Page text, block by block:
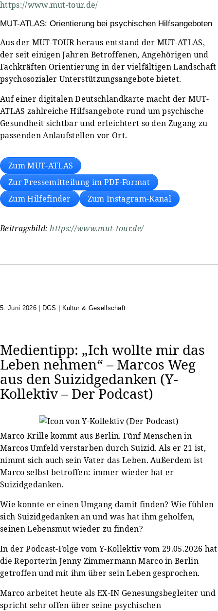
https://www.mut-tour.de/
MUT-ATLAS: Orientierung bei psychischen Hilfsangeboten
Aus der MUT-TOUR heraus entstand der MUT-ATLAS,
der seit einigen Jahren Betroffenen, Angehörigen und
Fachkräften Orientierung in der vielfältigen Landschaft
psychosozialer Unterstützungsangebote bietet.
Auf einer digitalen Deutschlandkarte macht der MUT-
ATLAS zahlreiche Hilfsangebote rund um psychische
Gesundheit sichtbar und erleichtert so den Zugang zu
passenden Anlaufstellen vor Ort.
Zum MUT-ATLAS
Zur Pressemitteilung im PDF-Format
Zum Hilfefinder
Zum Instagram-Kanal
Beitragsbild:https://www.mut-tour.de/
5. Juni 2026| DGS | Kultur & Gesellschaft
Medientipp: „Ich wollte mir das
Leben nehmen“ – Marcos Weg
aus den Suizidgedanken (Y-
Kollektiv – Der Podcast)
Marco Krille kommt aus Berlin. Fünf Menschen in
Marcos Umfeld verstarben durch Suizid. Als er 21 ist,
nimmt sich auch sein Vater das Leben. Außerdem ist
Marco selbst betroffen: immer wieder hat er
Suizidgedanken.
Wie konnte er einen Umgang damit finden? Wie fühlen
sich Suizidgedanken an und was hat ihm geholfen,
seinen Lebensmut wieder zu finden?
In der Podcast-Folge vom Y-Kollektiv vom 29.05.2026 hat
die Reporterin Jenny Zimmermann Marco in Berlin
getroffen und mit ihm über sein Leben gesprochen.
Marco arbeitet heute als EX-IN Genesungsbegleiter und
spricht sehr offen über seine psychischen